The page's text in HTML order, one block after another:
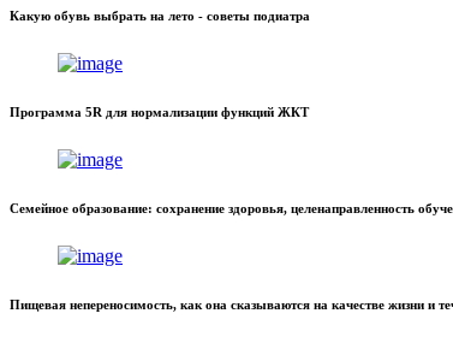
Какую обувь выбрать на лето - советы подиатра
Программа 5R для нормализации функций ЖКТ
Семейное образование: сохранение здоровья, целенаправленность
Пищевая непереносимость, как она сказываются на качестве жизни и